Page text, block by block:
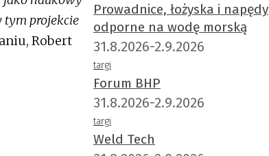
tym projekcie
Robert
Prowadnice, łożyska i napędy
odporne na wodę morską
31.8.2026-2.9.2026
targi
Forum BHP
31.8.2026-2.9.2026
targi
Weld Tech